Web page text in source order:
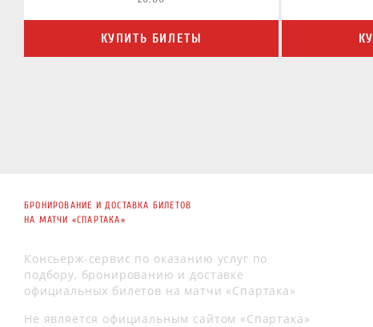
КУПИТЬ БИЛЕТЫ
БРОНИРОВАНИЕ И ДОСТАВКА БИЛЕТОВ
НА МАТЧИ «СПАРТАКА»
Консьерж-сервис по оказанию услуг по
подбору, бронированию и доставке
официальных билетов на матчи «Спартака»
Не является официальным сайтом «Спартака»